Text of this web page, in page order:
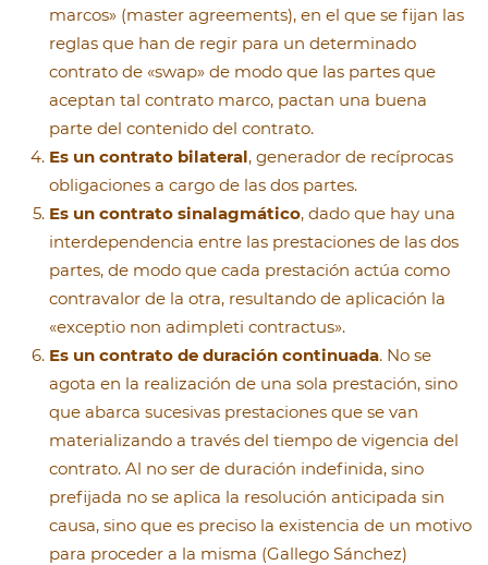
marcos» (master agreements), en el que se fijan las
reglas que han de regir para un determinado
contrato de «swap» de modo que las partes que
aceptan tal contrato marco, pactan una buena
parte del contenido del contrato.
Es un contrato bilateral, generador de recíprocas
obligaciones a cargo de las dos partes.
Es un contrato sinalagmático, dado que hay una
interdependencia entre las prestaciones de las dos
partes, de modo que cada prestación actúa como
contravalor de la otra, resultando de aplicación la
«exceptio non adimpleti contractus».
Es un contrato de duración continuada. No se
agota en la realización de una sola prestación, sino
que abarca sucesivas prestaciones que se van
materializando a través del tiempo de vigencia del
contrato. Al no ser de duración indefinida, sino
prefijada no se aplica la resolución anticipada sin
causa, sino que es preciso la existencia de un motivo
para proceder a la misma (Gallego Sánchez)